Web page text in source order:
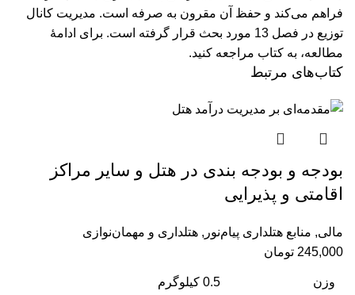
فراهم می‌کند و حفظ آن مقرون به صرفه است. مدیریت کانال
توزیع در فصل 13 مورد بحث قرار گرفته است.
برای ادامۀ
مطالعه، به کتاب مراجعه کنید.
کتاب‌های مرتبط
بودجه و بودجه بندی در هتل و سایر مراکز
اقامتی و پذیرایی
مالی, منابع هتلداری پیام‌نور , هتلداری و مهمان‌نوازی
245,000 تومان
وزن 0.5 کیلوگرم